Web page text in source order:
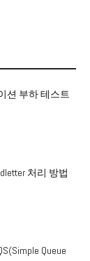
션 부하 테스트
처리 방법
Queue